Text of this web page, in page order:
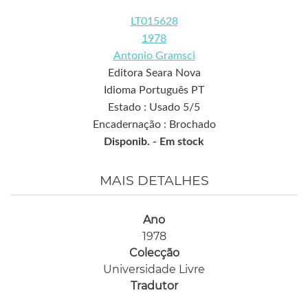
LT015628
1978
Antonio Gramsci
Editora Seara Nova
Idioma Português PT
Estado : Usado 5/5
Encadernação : Brochado
Disponib. - Em stock
MAIS DETALHES
Ano
1978
Colecção
Universidade Livre
Tradutor